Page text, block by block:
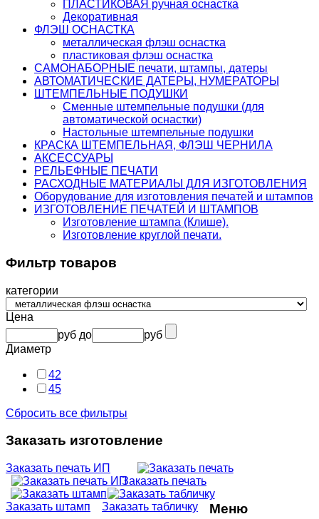
ПЛАСТИКОВАЯ ручная оснастка
Декоративная
ФЛЭШ ОСНАСТКА
металлическая флэш оснастка
пластиковая флэш оснастка
САМОНАБОРНЫЕ печати, штампы, датеры
АВТОМАТИЧЕСКИЕ ДАТЕРЫ, НУМЕРАТОРЫ
ШТЕМПЕЛЬНЫЕ ПОДУШКИ
Сменные штемпельные подушки (для
автоматической оснастки)
Настольные штемпельные подушки
КРАСКА ШТЕМПЕЛЬНАЯ, ФЛЭШ ЧЕРНИЛА
АКСЕССУАРЫ
РЕЛЬЕФНЫЕ ПЕЧАТИ
РАСХОДНЫЕ МАТЕРИАЛЫ ДЛЯ ИЗГОТОВЛЕНИЯ
Оборудование для изготовления печатей и штампов
ИЗГОТОВЛЕНИЕ ПЕЧАТЕЙ И ШТАМПОВ
Изготовление штампа (Клише).
Изготовление круглой печати.
Фильтр товаров
категории
Цена
руб до
руб
Диаметр
42
45
Сбросить все фильтры
Заказать изготовление
Заказать печать ИП
Заказать печать
Заказать штамп Заказать табличку
Меню